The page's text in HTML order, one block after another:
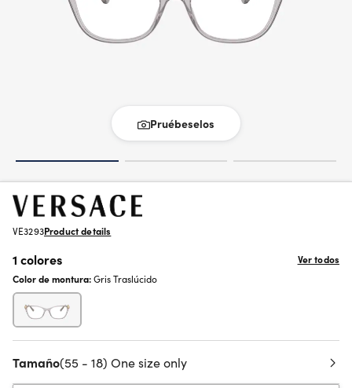
Pruébeselos
VE3293Product details
1 colores
Ver todos
Color de montura:Gris Traslúcido
Tamaño(55 - 18) One size only